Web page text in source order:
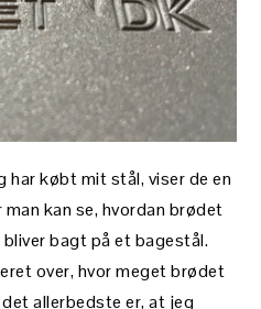
har købt mit stål, viser de en
kan se, hvordan brødet
bagt på et bagestål.
over, hvor meget brødet
allerbedste er, at jeg